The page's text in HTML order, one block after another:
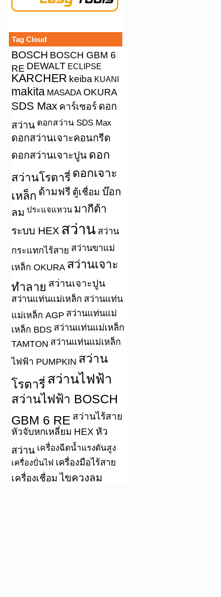
Tag Cloud
BOSCH BOSCH GBM 6
RE DEWALT ECLIPSE
KARCHER keiba KUANI
makita MASADA OKURA
SDS Max คาร์เซอร์ ดอก
สว่าน ดอกสว่าน SDS Max
ดอกสว่านเจาะคอนกรีต
ดอกสว่านเจาะปูน ดอก
สว่านโรตารี่ ดอกเจาะ
เหล็ก ด้ามฟรี ตู้เชื่อม บ๊อก
ลม ประแจแหวน มากีต้า
ระบบ HEX สว่าน สว่าน
กระแทกไร้สาย สว่านขาแม่
เหล็ก OKURA สว่านเจาะ
ทำลาย สว่านเจาะปูน
สว่านแท่นแม่เหล็ก สว่านแท่น
แม่เหล็ก AGP สว่านแท่นแม่
เหล็ก BDS สว่านแท่นแม่เหล็ก
TAMTON สว่านแท่นแม่เหล็ก
ไฟฟ้า PUMPKIN สว่าน
โรตารี่ สว่านไฟฟ้า
สว่านไฟฟ้า BOSCH
GBM 6 RE สว่านไร้สาย
หัวจับหกเหลี่ยม HEX หัว
สว่าน เครื่องฉีดน้ำแรงดันสูง
เครื่องปั่นไฟ เครื่องมือไร้สาย
เครื่องเชื่อม ไขควงลม